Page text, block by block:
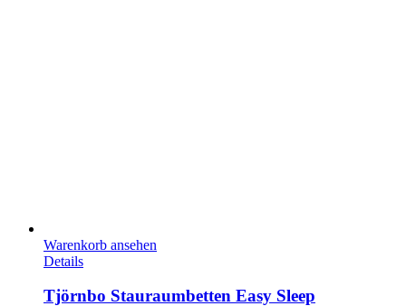
Warenkorb ansehen
Details
Tjörnbo Stauraumbetten Easy Sleep